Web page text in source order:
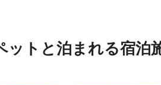
ットと泊まれる宿泊